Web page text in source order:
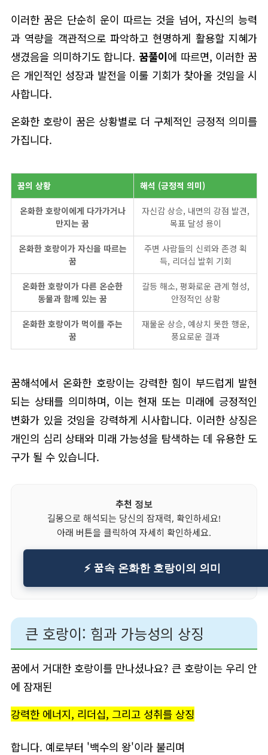
이러한 꿈은 단순히 운이 따르는 것을 넘어, 자신의 능력
과 역량을 객관적으로 파악하고 현명하게 활용할 지혜가
생겼음을 의미하기도 합니다. 꿈풀이에 따르면, 이러한 꿈
은 개인적인 성장과 발전을 이룰 기회가 찾아올 것임을 시
사합니다.
온화한 호랑이 꿈은 상황별로 더 구체적인 긍정적 의미를
가집니다.
꿈의 상황 해석 (긍정적 의미)
온화한 호랑이에게 다가가거나
만지는 꿈
자신감 상승, 내면의 강점 발견,
목표 달성 용이
온화한 호랑이가 자신을 따르는
꿈
주변 사람들의 신뢰와 존경 획
득, 리더십 발휘 기회
온화한 호랑이가 다른 온순한
동물과 함께 있는 꿈
갈등 해소, 평화로운 관계 형성,
안정적인 상황
온화한 호랑이가 먹이를 주는
꿈
재물운 상승, 예상치 못한 행운,
풍요로운 결과
꿈해석에서 온화한 호랑이는 강력한 힘이 부드럽게 발현
되는 상태를 의미하며, 이는 현재 또는 미래에 긍정적인
변화가 있을 것임을 강력하게 시사합니다. 이러한 상징은
개인의 심리 상태와 미래 가능성을 탐색하는 데 유용한 도
구가 될 수 있습니다.
추천 정보
길몽으로 해석되는 당신의 잠재력, 확인하세요!
아래 버튼을 클릭하여 자세히 확인하세요.
⚡ 꿈속 온화한 호랑이의 의미
큰 호랑이: 힘과 가능성의 상징
꿈에서 거대한 호랑이를 만나셨나요? 큰 호랑이는 우리 안
에 잠재된
강력한 에너지, 리더십, 그리고 성취를 상징
합니다. 예로부터 '백수의 왕'이라 불리며